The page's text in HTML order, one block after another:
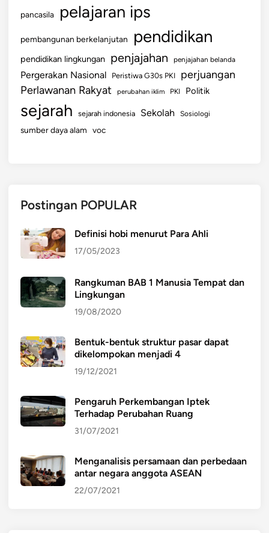
pancasila pelajaran ips
pembangunan berkelanjutan pendidikan
pendidikan lingkungan penjajahan penjajahan belanda
Pergerakan Nasional Peristiwa G30s PKI perjuangan
Perlawanan Rakyat perubahan iklim PKI Politik
sejarah sejarah indonesia Sekolah Sosiologi
sumber daya alam voc
Postingan POPULAR
Definisi hobi menurut Para Ahli
17/05/2023
Rangkuman BAB 1 Manusia Tempat dan
Lingkungan
19/08/2020
Bentuk-bentuk struktur pasar dapat
dikelompokan menjadi 4
19/12/2021
Pengaruh Perkembangan Iptek
Terhadap Perubahan Ruang
31/07/2021
Menganalisis persamaan dan perbedaan
antar negara anggota ASEAN
22/07/2021